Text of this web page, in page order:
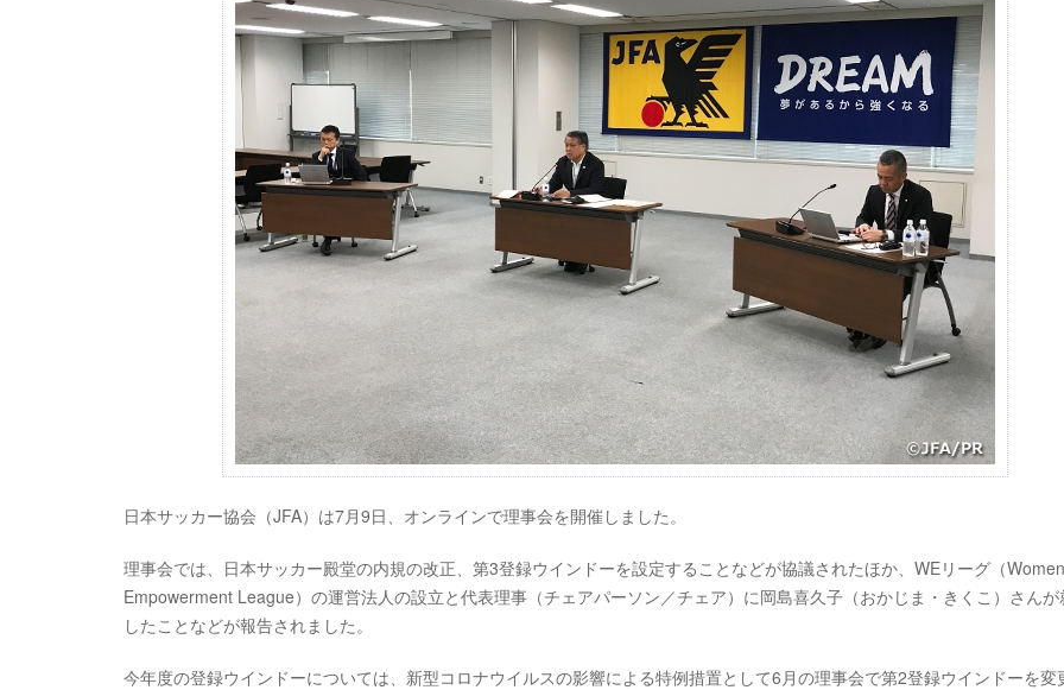
日本サッカー協会（JFA）は7月9日、オンラインで理事会を開催しました。
理事会では、日本サッカー殿堂の内規の改正、第3登録ウインドーを設定することなどが協議されたほか、WEリーグ（Women
Empowerment League）の運営法人の設立と代表理事（チェアパーソン／チェア）に岡島喜久子（おかじま・きくこ）さんが
したことなどが報告されました。
今年度の登録ウインドーについては、新型コロナウイルスの影響による特例措置として6月の理事会で第2登録ウインドーを変